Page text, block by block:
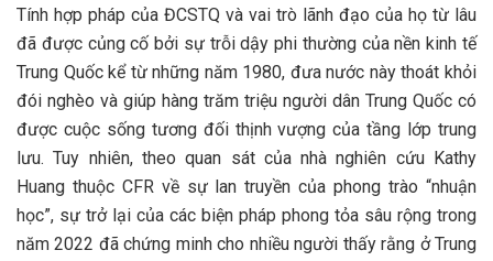
Tính hợp pháp của ĐCSTQ và vai trò lãnh đạo của họ từ lâu
đã được củng cố bởi sự trỗi dậy phi thường của nền kinh tế
Trung Quốc kể từ những năm 1980, đưa nước này thoát khỏi
đói nghèo và giúp hàng trăm triệu người dân Trung Quốc có
được cuộc sống tương đối thịnh vượng của tầng lớp trung
lưu. Tuy nhiên, theo quan sát của nhà nghiên cứu Kathy
Huang thuộc CFR về sự lan truyền của phong trào “nhuận
học”, sự trở lại của các biện pháp phong tỏa sâu rộng trong
năm 2022 đã chứng minh cho nhiều người thấy rằng ở Trung